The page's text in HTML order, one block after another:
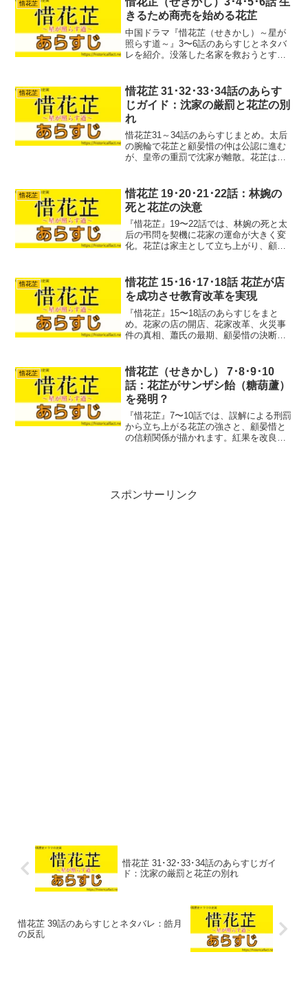
惜花芷
きるため商売を始める花芷
中国ドラマ『惜花芷（せきかし）～星が
照らす道～』3〜6話のあらすじとネタバ
レを紹介。没落した名家を救おうとする
惜花芷
惜花芷 31･32･33･34話のあらす
じガイド：沈家の厳罰と花芷の別
れ
惜花芷31～34話のあらすじまとめ。太后
の腕輪で花芷と顧晏惜の仲は公認に進む
が、皇帝の重罰で沈家が離散。花芷は腕
惜花芷
惜花芷 19･20･21･22話：林婉の
死と花芷の決意
『惜花芷』19〜22話では、林婉の死と太
后の弔問を契機に花家の運命が大きく変
化。花芷は家主として立ち上がり、顧晏
かりやすく整理します。
惜花芷
惜花芷 15･16･17･18話 花芷が店
を成功させ教育改革を実現
『惜花芷』15〜18話のあらすじをまと
め。花家の店の開店、花家改革、火災事
件の真相、蕭氏の最期、顧晏惜の決断な
ころを丁寧に紹介します。
惜花芷
惜花芷（せきかし） 7･8･9･10
話：花芷がサンザシ飴（糖葫蘆）
を発明？
『惜花芷』7〜10話では、誤解による刑罰
から立ち上がる花芷の強さと、顧晏惜と
の信頼関係が描かれます。紅果を改良し
スポンサーリンク
惜花芷 31･32･33･34話のあらすじガイ
ド：沈家の厳罰と花芷の別れ
惜花芷 39話のあらすじとネタバレ：皓月
の反乱